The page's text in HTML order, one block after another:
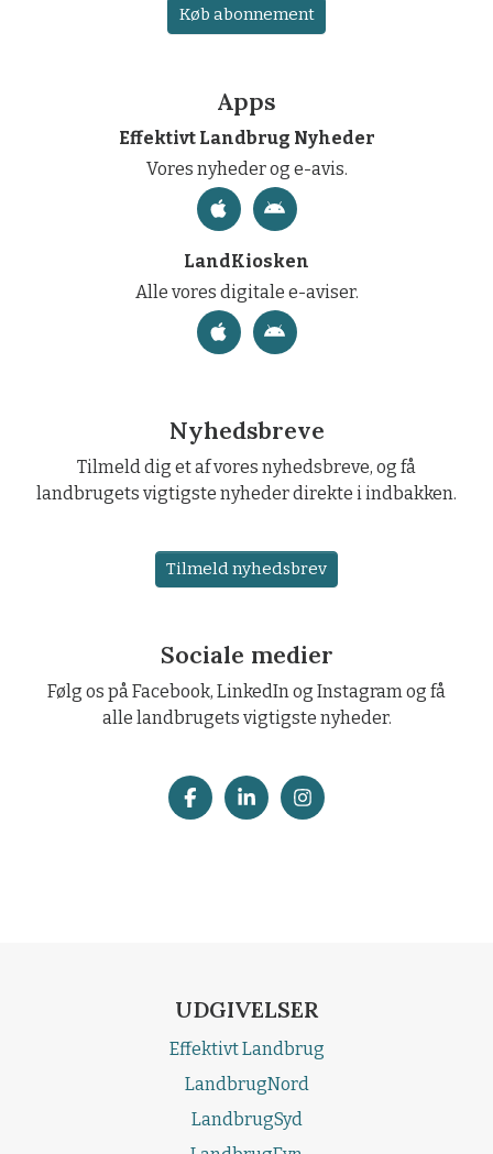
Køb abonnement
Apps
Effektivt Landbrug Nyheder
Vores nyheder og e-avis.
LandKiosken
Alle vores digitale e-aviser.
Nyhedsbreve
Tilmeld dig et af vores nyhedsbreve, og få
landbrugets vigtigste nyheder direkte i indbakken.
Tilmeld nyhedsbrev
Sociale medier
Følg os på Facebook, LinkedIn og Instagram og få
alle landbrugets vigtigste nyheder.
UDGIVELSER
Effektivt Landbrug
LandbrugNord
LandbrugSyd